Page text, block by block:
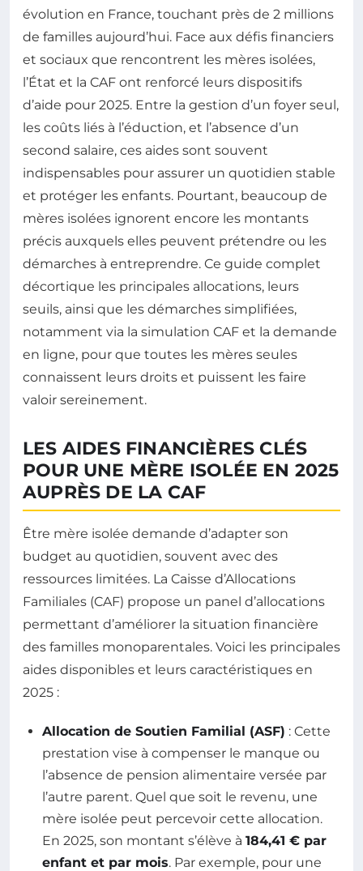
évolution en France, touchant près de 2 millions
de familles aujourd’hui. Face aux défis financiers
et sociaux que rencontrent les mères isolées,
l’État et la CAF ont renforcé leurs dispositifs
d’aide pour 2025. Entre la gestion d’un foyer seul,
les coûts liés à l’éduction, et l’absence d’un
second salaire, ces aides sont souvent
indispensables pour assurer un quotidien stable
et protéger les enfants. Pourtant, beaucoup de
mères isolées ignorent encore les montants
précis auxquels elles peuvent prétendre ou les
démarches à entreprendre. Ce guide complet
décortique les principales allocations, leurs
seuils, ainsi que les démarches simplifiées,
notamment via la simulation CAF et la demande
en ligne, pour que toutes les mères seules
connaissent leurs droits et puissent les faire
valoir sereinement.
LES AIDES FINANCIÈRES CLÉS
POUR UNE MÈRE ISOLÉE EN 2025
AUPRÈS DE LA CAF
Être mère isolée demande d’adapter son
budget au quotidien, souvent avec des
ressources limitées. La Caisse d’Allocations
Familiales (CAF) propose un panel d’allocations
permettant d’améliorer la situation financière
des familles monoparentales. Voici les principales
aides disponibles et leurs caractéristiques en
2025 :
Allocation de Soutien Familial (ASF) : Cette
prestation vise à compenser le manque ou
l’absence de pension alimentaire versée par
l’autre parent. Quel que soit le revenu, une
mère isolée peut percevoir cette allocation.
En 2025, son montant s’élève à 184,41 € par
enfant et par mois. Par exemple, pour une